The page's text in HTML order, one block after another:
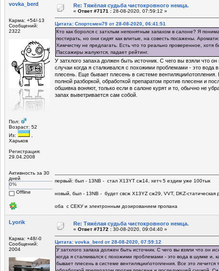
vovka_berd
Карма: +54/-13
Сообщений:
2322
Пол:
Возраст: 52
Из:
Харьков
Регистрация:
29.04.2008
Активность за 30
дней
0%
Offline
Re: Тяжёлая судьба чистокровного немца.
« Ответ #7171 : 28-08-2020, 07:59:12 »
Цитата: Спортсмен79 от 28-08-2020, 06:41:51
Кто как боролся с затхлым непонятным запахом в салоне? Я
постирать, но они сидят как влитые, на совесть посажены.
Химчистку не предлагать. Есть что то реально проверенное, хотя
Пассажиры жалуются, падает рейтинг.
У затхлого запаха должен быть источник. С чего вы взяли что
случаи когда я сталкивался с похожими проблемами - это вода
плесень. Еще бывает плесень в системе вентиляции\отопления.
полной разборкой, обработкой препаратом против плесени и
обшивка воняют, только если в салоне курят и то, обычно не
запах выветривается сам собой.
первый: был - 13NB - стал Х13YT сж14, хетч 5 ездим уже 100тык
новый, был - 13NB - будет свсж Х13YZ сж29, VVT, DKZ-статическая
оба с СЕКУ и электронным дозированием пропана
Lyorik
Карма: +48/-0
Сообщений:
2004
Re: Тяжёлая судьба чистокровного немца.
« Ответ #7172 : 30-08-2020, 09:04:40 »
Цитата: vovka_berd от 28-08-2020, 07:59:12
У затхлого запаха должен быть источник. С чего вы взяли что он
когда я сталкивался с похожими проблемами - это вода в шумке и,
бывает плесень в системе вентиляции\отопления. Все это лечится